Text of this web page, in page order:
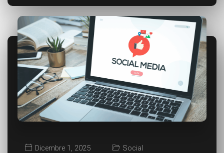
Dicembre 1, 2025 Social